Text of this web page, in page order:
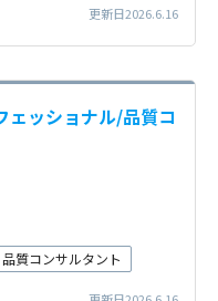
更新日2026.6.16
ェッショナル/品質コ
品質コンサルタント